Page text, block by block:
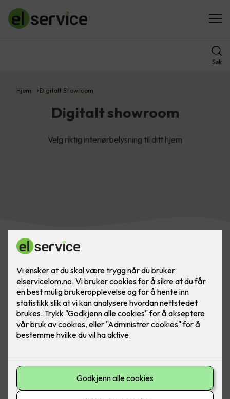
Søk
Hjem Digitalt Showroom
Digitalt showroom
Velg riktig interiørbelysning til ditt hjem